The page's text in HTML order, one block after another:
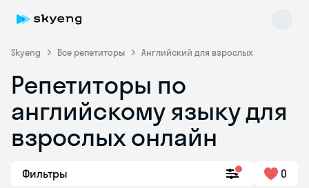
Skyeng Все репетиторы Английский для взрослых
Репетиторы по
английскому языку для
взрослых онлайн
Фильтры 0
Skyeng Chat